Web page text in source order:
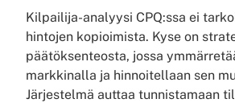
Kilpailija-analyysi CPQ:ssa ei
hintojen kopioimista. Kyse on
päätöksenteosta, jossa
markkinalla ja hinnoitellaan sen
Järjestelmä auttaa tunnistamaan